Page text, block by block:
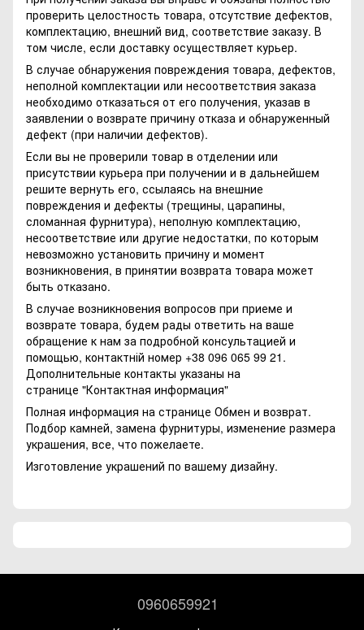
проверить целостность товара, отсутствие дефектов,
комплектацию, внешний вид, соответствие заказу. В
том числе, если доставку осуществляет курьер.
В случае обнаружения повреждения товара, дефектов,
неполной комплектации или несоответствия заказа
необходимо отказаться от его получения, указав в
заявлении о возврате причину отказа и обнаруженный
дефект (при наличии дефектов).
Если вы не проверили товар в отделении или
присутствии курьера при получении и в дальнейшем
решите вернуть его, ссылаясь на внешние
повреждения и дефекты (трещины, царапины,
сломанная фурнитура), неполную комплектацию,
несоответствие или другие недостатки, по которым
невозможно установить причину и момент
возникновения, в принятии возврата товара может
быть отказано.
В случае возникновения вопросов при приеме и
возврате товара, будем рады ответить на ваше
обращение к нам за подробной консультацией и
помощью, контактній номер +38 096 065 99 21.
Дополнительные контакты указаны на
странице "Контактная информация"
Полная информация на странице Обмен и возврат.
Подбор камней, замена фурнитуры, изменение размера
украшения, все, что пожелаете.
Изготовление украшений по вашему дизайну.
0960659921